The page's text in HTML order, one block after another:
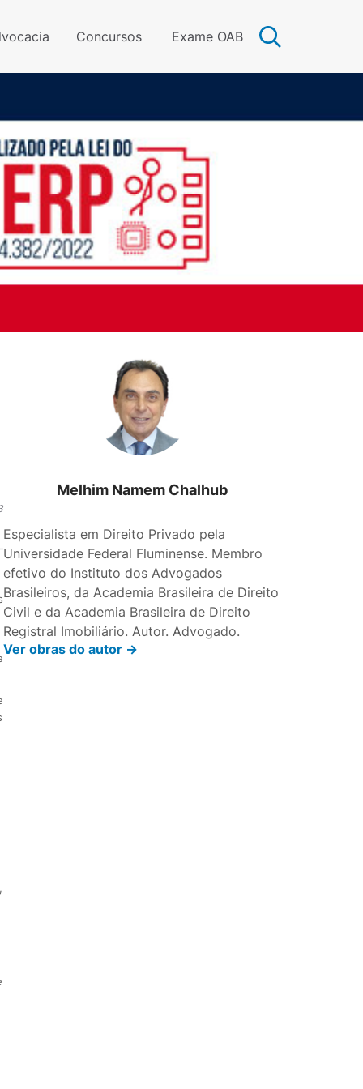
Concursos Exame OAB
Melhim Namem Chalhub
Especialista em Direito Privado pela
Universidade Federal Fluminense. Membro
efetivo do Instituto dos Advogados
Brasileiros, da Academia Brasileira de Direito
Civil e da Academia Brasileira de Direito
Registral Imobiliário. Autor. Advogado.
Ver obras do autor ->